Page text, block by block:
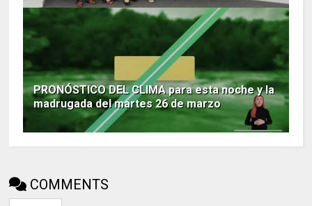
PRONÓSTICO DEL CLIMA para esta noche y la
madrugada del martes 26 de marzo
COMMENTS